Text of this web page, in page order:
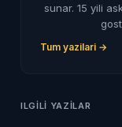
sunar. 15 yili
Tum yazilari →
ILGILI YAZILAR